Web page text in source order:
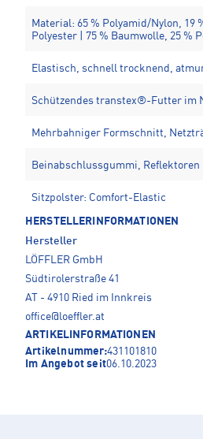
Material: 65 % Polyamid/Nylon, 19
Polyester | 75 % Baumwolle, 25 %
Elastisch, schnell trocknend,
Schützendes transtex®-Futter im
Mehrbahniger Formschnitt,
Beinabschlussgummi, Reflektoren
Sitzpolster: Comfort-Elastic
HERSTELLERINFORMATIONEN
Hersteller
LÖFFLER GmbH
Südtirolerstraße 41
AT - 4910 Ried im Innkreis
office@loeffler.at
ARTIKELINFORMATIONEN
Artikelnummer:431101810
Im Angebot seit06.10.2023